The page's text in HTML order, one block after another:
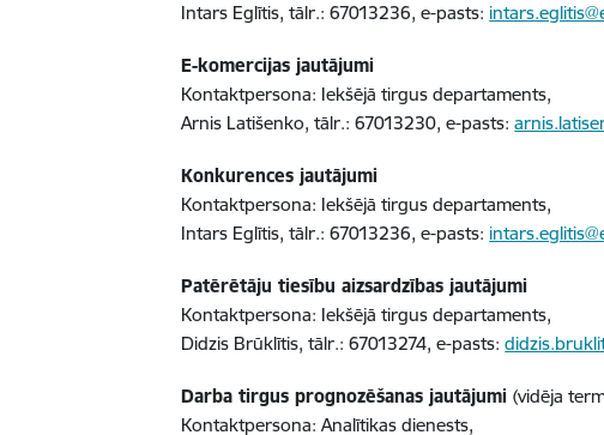
Intars Eglītis, tālr.: 67013236, e-pasts:
E-komercijas jautājumi
Kontaktpersona: Iekšējā tirgus departaments,
Arnis Latišenko, tālr.: 67013230, e-pasts:
Konkurences jautājumi
Kontaktpersona: Iekšējā tirgus departaments,
Intars Eglītis, tālr.: 67013236, e-pasts:
Patērētāju tiesību aizsardzības jautājumi
Kontaktpersona: Iekšējā tirgus departaments,
Didzis Brūklītis, tālr.: 67013274, e-pasts:
Darba tirgus prognozēšanas jautājumi(vidēja
Kontaktpersona: Analītikas dienests,